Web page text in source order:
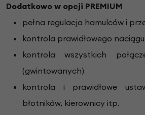
Dodatkowo w opcji PREMIUM
pełna regulacja hamulców i
kontrola prawidłowego
kontrola wszystkich
(gwintowanych)
kontrola i prawidłowe
błotników, kierownicy itp.